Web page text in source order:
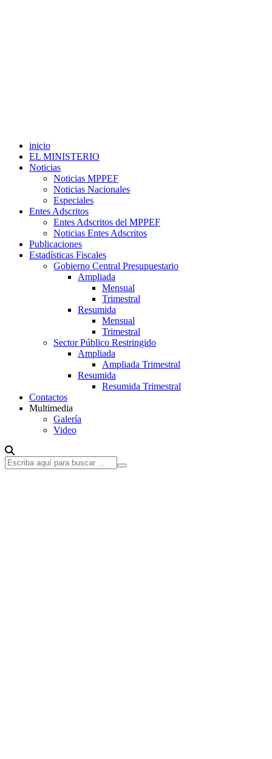
inicio
EL MINISTERIO
Noticias
Noticias MPPEF
Noticias Nacionales
Especiales
Entes Adscritos
Entes Adscritos del MPPEF
Noticias Entes Adscritos
Publicaciones
Estadísticas Fiscales
Gobierno Central Presupuestario
Ampliada
Mensual
Trimestral
Resumida
Mensual
Trimestral
Sector Público Restringido
Ampliada
Ampliada Trimestral
Resumida
Resumida Trimestral
Contactos
Multimedia
Galería
Video